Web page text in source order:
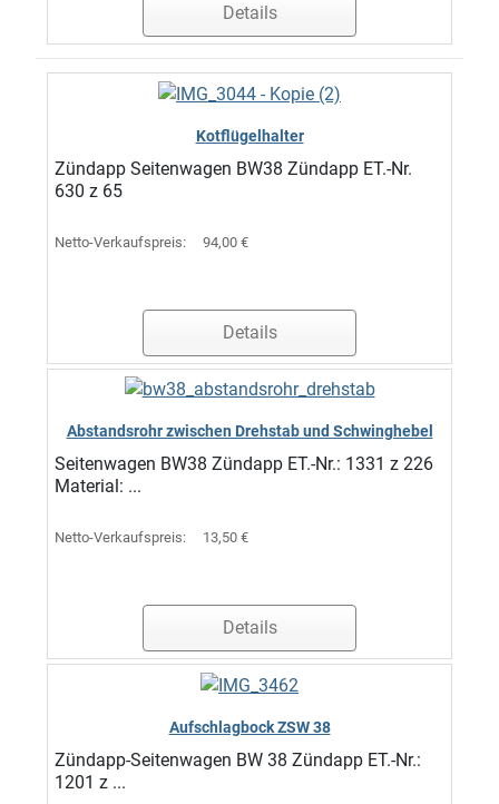
Details
Kotflügelhalter
Zündapp Seitenwagen BW38 Zündapp ET.-Nr.
630 z 65
Netto-Verkaufspreis: 94,00 €
Details
Abstandsrohr zwischen Drehstab und Schwinghebel
Seitenwagen BW38 Zündapp ET.-Nr.: 1331 z 226
Material: ...
Netto-Verkaufspreis: 13,50 €
Details
Aufschlagbock ZSW 38
Zündapp-Seitenwagen BW 38 Zündapp ET.-Nr.:
1201 z ...